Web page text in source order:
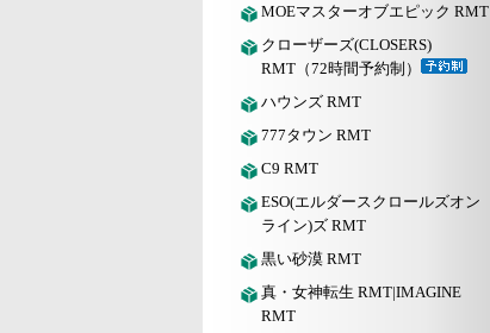
MOEマスターオブエピック RMT
クローザーズ(CLOSERS)
RMT（72時間予約制）
ハウンズ RMT
777タウン RMT
C9 RMT
ESO(エルダースクロールズオン
ライン)ズ RMT
黒い砂漠 RMT
真・女神転生 RMT|IMAGINE
RMT